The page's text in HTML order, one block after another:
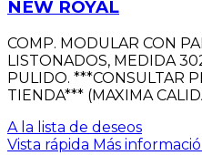
NEW ROYAL
COMP. MODULAR CON
LISTONADOS, MEDIDA
PULIDO. ***CONSULTAR
TIENDA*** (MAXIMA
A la lista de deseos
Vista rápida Más